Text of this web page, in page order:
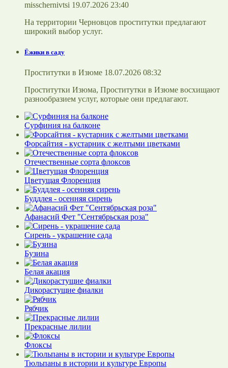
misschernivtsi 19.07.2026 23:40
На территории Черновцов проститутки предлагают
широкий выбор услуг.
Ёжики в саду
Проститутки в Изюме 18.07.2026 08:32
Проститутки Изюма, Проститутки в Изюме восхищают
разнообразием услуг, которые они предлагают.
Сурфиния на балконе
Форсайтия - кустарник с желтыми цветками
Отечественные сорта флоксов
Цветущая Флоренция
Буддлея - осенняя сирень
Афанасий Фет "Сентябрьская роза"
Сирень - украшение сада
Бузина
Белая акация
Дикорастущие фиалки
Рябчик
Прекрасные лилии
Флоксы
Тюльпаны в истории и культуре Европы